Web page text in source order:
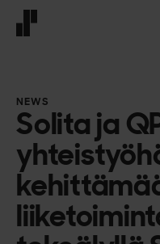
NEWS
Solita ja